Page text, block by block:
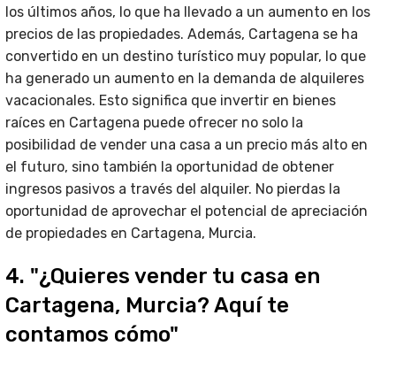
los últimos años, lo que ha llevado a un aumento en los
precios de las propiedades. Además, Cartagena se ha
convertido en un destino turístico muy popular, lo que
ha generado un aumento en la demanda de alquileres
vacacionales. Esto significa que invertir en bienes
raíces en Cartagena puede ofrecer no solo la
posibilidad de vender una casa a un precio más alto en
el futuro, sino también la oportunidad de obtener
ingresos pasivos a través del alquiler. No pierdas la
oportunidad de aprovechar el potencial de apreciación
de propiedades en Cartagena, Murcia.
4. "¿Quieres vender tu casa en
Cartagena, Murcia? Aquí te
contamos cómo"